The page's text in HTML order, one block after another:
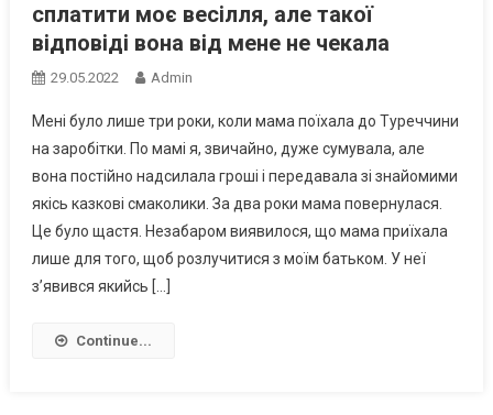
сплатити моє весілля, але такої
відповіді вона від мене не чекала
29.05.2022 Admin
Мені було лише три роки, коли мама поїхала до Туреччини
на заробітки. По мамі я, звичайно, дуже сумувала, але
вона постійно надсилала гроші і передавала зі знайомими
якісь казкові смаколики. За два роки мама повернулася.
Це було щастя. Незабаром виявилося, що мама приїхала
лише для того, щоб розлучитися з моїм батьком. У неї
з’явився якийсь […]
Continue...